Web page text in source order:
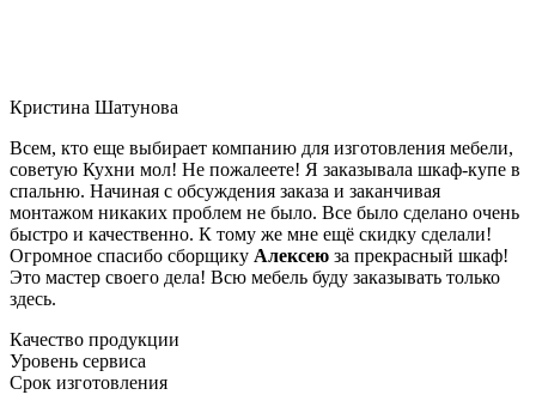
Кристина Шатунова
Всем, кто еще выбирает компанию для изготовления мебели,
советую Кухни мол! Не пожалеете! Я заказывала шкаф-купе в
спальню. Начиная с обсуждения заказа и заканчивая
монтажом никаких проблем не было. Все было сделано очень
быстро и качественно. К тому же мне ещё скидку сделали!
Огромное спасибо сборщику Алексею за прекрасный шкаф!
Это мастер своего дела! Всю мебель буду заказывать только
здесь.
Качество продукции
Уровень сервиса
Срок изготовления